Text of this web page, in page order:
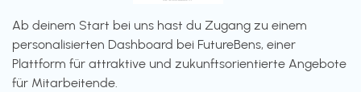
Ab deinem Start bei uns hast du Zugang zu einem
personalisierten Dashboard bei FutureBens, einer
Plattform für attraktive und zukunftsorientierte Angebote
für Mitarbeitende.